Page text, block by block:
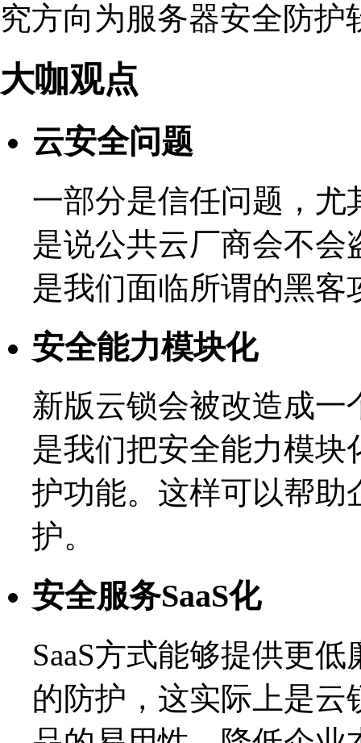
究方向为服务器安全防护
大咖观点
云安全问题
一部分是信任问题，尤
是说公共云厂商会不
是我们面临所谓的黑
安全能力模块化
新版云锁会被改造成
是我们把安全能力模
护功能。这样可以帮助
护。
安全服务SaaS化
SaaS方式能够提供更
的防护，这实际上是云